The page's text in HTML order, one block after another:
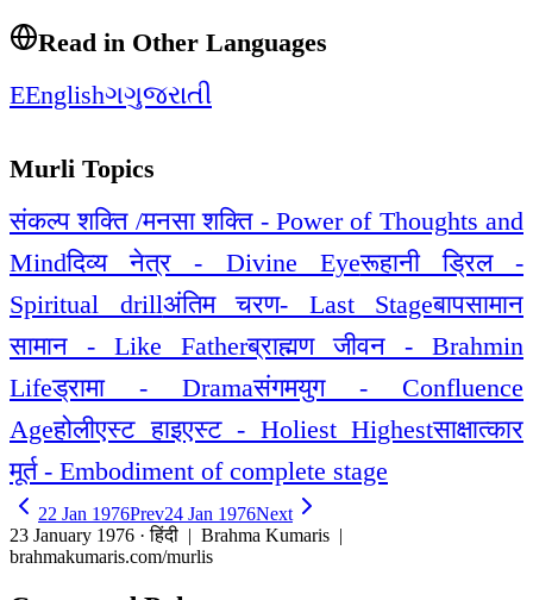
Read in Other Languages
EEnglishગગુજરાતી
Murli Topics
संकल्प शक्ति /मनसा शक्ति - Power of Thoughts and
Mindदिव्य नेत्र - Divine Eyeरूहानी ड्रिल -
Spiritual drillअंतिम चरण- Last Stageबापसामान
सामान - Like Fatherब्राह्मण जीवन - Brahmin
Lifeड्रामा - Dramaसंगमयुग - Confluence
Ageहोलीएस्ट हाइएस्ट - Holiest Highestसाक्षात्कार
मूर्त - Embodiment of complete stage
22 Jan 1976Prev24 Jan 1976Next
23 January 1976 · हिंदी | Brahma Kumaris |
brahmakumaris.com/murlis